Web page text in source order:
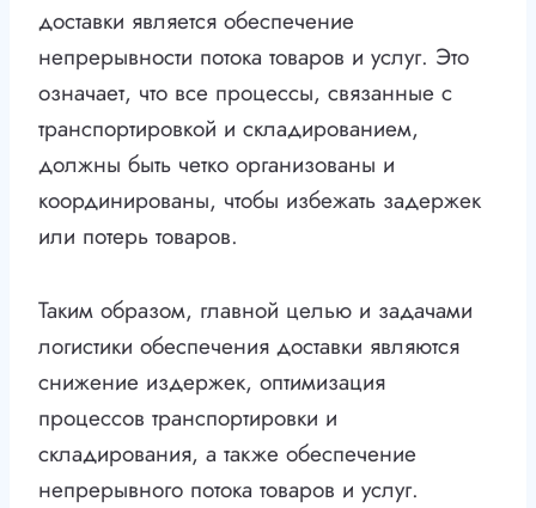
доставки является обеспечение
непрерывности потока товаров и услуг. Это
означает, что все процессы, связанные с
транспортировкой и складированием,
должны быть четко организованы и
координированы, чтобы избежать задержек
или потерь товаров.
Таким образом, главной целью и задачами
логистики обеспечения доставки являются
снижение издержек, оптимизация
процессов транспортировки и
складирования, а также обеспечение
непрерывного потока товаров и услуг.